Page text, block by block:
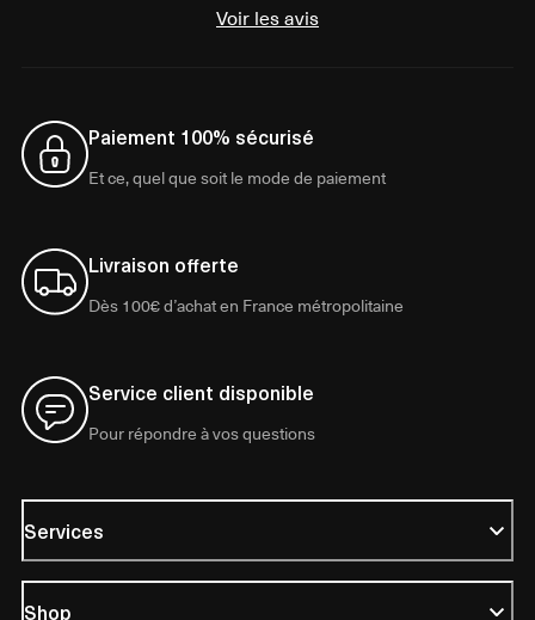
Voir les avis
Paiement 100% sécurisé
Et ce, quel que soit le mode de paiement
Livraison offerte
Dès 100€ d’achat en France métropolitaine
Service client disponible
Pour répondre à vos questions
Services
Shop